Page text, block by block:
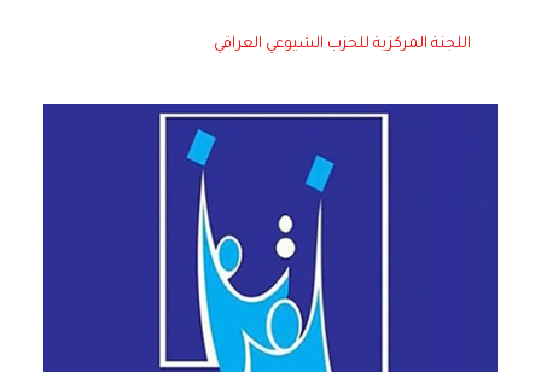
اللجنة المركزية للحزب الشيوعي العراقي